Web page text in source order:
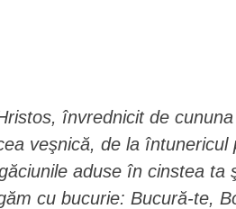
învrednicit de
veşnică, de la
aduse în cinstea ta
cu bucurie: Bucură-te,